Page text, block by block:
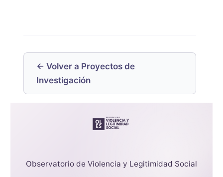
← Volver a Proyectos de
Investigación
Observatorio de Violencia y Legitimidad Social